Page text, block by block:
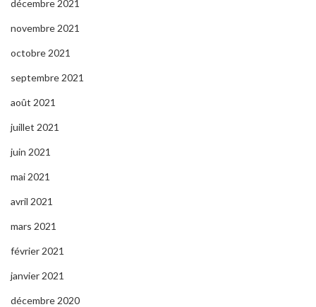
décembre 2021
novembre 2021
octobre 2021
septembre 2021
août 2021
juillet 2021
juin 2021
mai 2021
avril 2021
mars 2021
février 2021
janvier 2021
décembre 2020